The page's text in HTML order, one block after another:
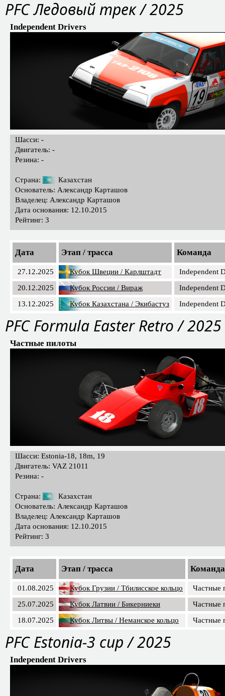
PFC Ледовый трек / 2025
Independent Drivers
Шасси: -
Двигатель: -
Резина: -
Страна:
Казахстан
Основатель: Александр Карташов
Владелец: Александр Карташов
Дата основания: 12.10.2015
Рейтинг: 3
Дата Этап / трасса Команда
27.12.2025 Кубок Швеции / Карлштадт
Independent
20.12.2025
Кубок России / Вираж
Independent
13.12.2025
Кубок Казахстана / Экибастуз Independent
PFС Formula Easter Retro / 2025
Частные пилоты
Шасси: Estonia-18, 18m, 19
Двигатель: VAZ 21011
Резина: -
Страна:
Казахстан
Основатель: Александр Карташов
Владелец: Александр Карташов
Дата основания: 12.10.2015
Рейтинг: 3
Дата Этап / трасса Команда
01.08.2025 Кубок Грузии / Тбилисское кольцо
Частные
25.07.2025
Кубок Латвии / Бикерниеки
Частные
18.07.2025
Кубок Литвы / Неманское кольцо Частные
PFС Estonia-3 cup / 2025
Independent Drivers